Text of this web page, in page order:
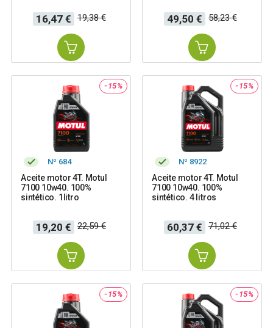
Precio
16,47 €
Precio
base
19,38 € Precio
49,50 €
Precio
base
58,23 €
-15%
Nº 684
Aceite motor 4T. Motul
7100 10w40. 100%
sintético. 1litro
Precio
19,20 €
Precio
base
22,59 €
-15%
Nº 8922
Aceite motor 4T. Motul
7100 10w40. 100%
sintético. 4 litros
Precio
60,37 €
Precio
base
71,02 €
-15% -15%